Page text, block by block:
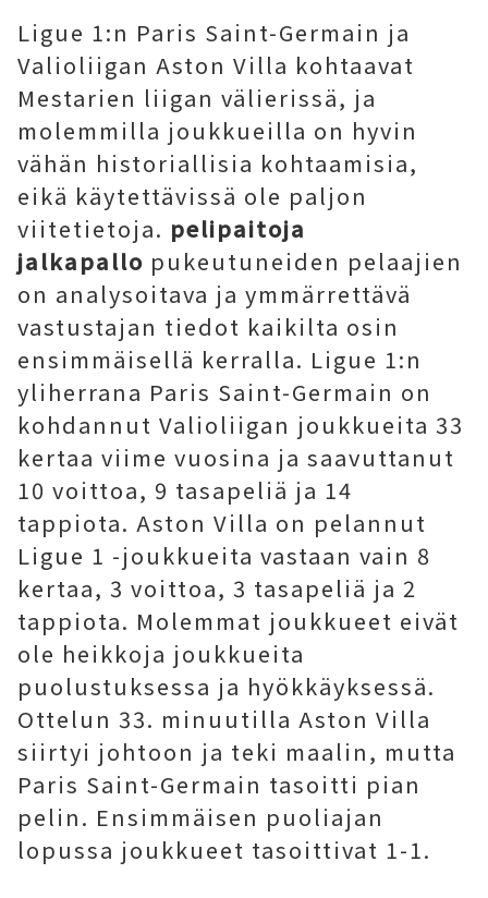
Ligue 1:n Paris Saint-Germain ja
Valioliigan Aston Villa kohtaavat
Mestarien liigan välierissä, ja
molemmilla joukkueilla on hyvin
vähän historiallisia kohtaamisia,
eikä käytettävissä ole paljon
viitetietoja. pelipaitoja
jalkapallo pukeutuneiden pelaajien
on analysoitava ja ymmärrettävä
vastustajan tiedot kaikilta osin
ensimmäisellä kerralla. Ligue 1:n
yliherrana Paris Saint-Germain on
kohdannut Valioliigan joukkueita 33
kertaa viime vuosina ja saavuttanut
10 voittoa, 9 tasapeliä ja 14
tappiota. Aston Villa on pelannut
Ligue 1 -joukkueita vastaan ​​vain 8
kertaa, 3 voittoa, 3 tasapeliä ja 2
tappiota. Molemmat joukkueet eivät
ole heikkoja joukkueita
puolustuksessa ja hyökkäyksessä.
Ottelun 33. minuutilla Aston Villa
siirtyi johtoon ja teki maalin, mutta
Paris Saint-Germain tasoitti pian
pelin. Ensimmäisen puoliajan
lopussa joukkueet tasoittivat 1-1.